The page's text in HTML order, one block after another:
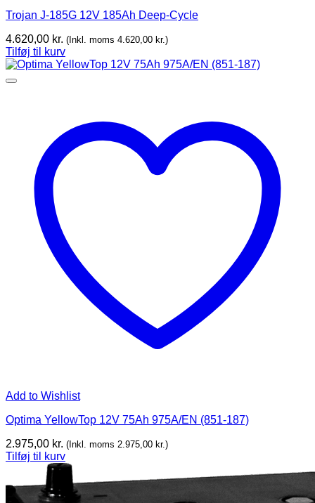
Trojan J-185G 12V 185Ah Deep-Cycle
4.620,00 kr. (Inkl. moms 4.620,00 kr.)
Tilføj til kurv
Add to Wishlist
Optima YellowTop 12V 75Ah 975A/EN (851-187)
2.975,00 kr. (Inkl. moms 2.975,00 kr.)
Tilføj til kurv